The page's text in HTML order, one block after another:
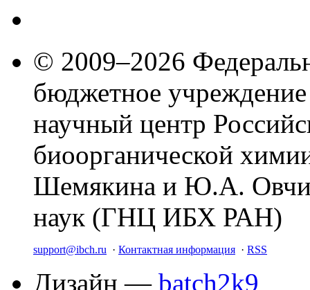
© 2009–2026
бюджетное
научный центр
биоорганической
Шемякина и Ю.А.
наук (ГНЦ ИБХ РАН)
support@ibch.ru · Контактная информация · RSS
Дизайн — batch2k9